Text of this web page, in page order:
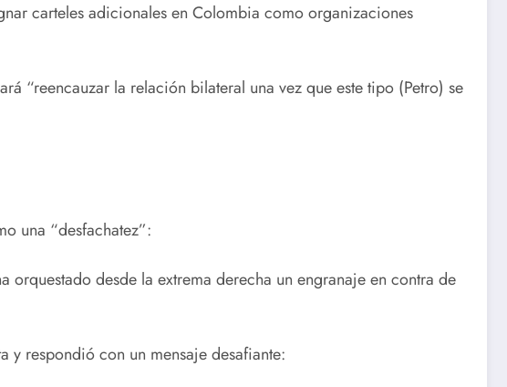
carteles adicionales en Colombia como organizaciones
“reencauzar la relación bilateral una vez que este tipo (Petro) se
una “desfachatez”:
orquestado desde la extrema derecha un engranaje en contra de
y respondió con un mensaje desafiante: